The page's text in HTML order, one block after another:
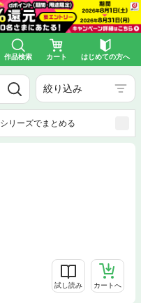
作品検索 カート はじめての方へ
絞り込み
シリーズでまとめる
試し読み カートへ